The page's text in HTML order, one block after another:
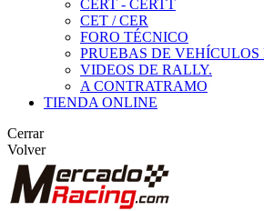
CERT - CERTT
CET / CER
FORO TÉCNICO
PRUEBAS DE
VIDEOS DE RALLY.
A CONTRATRAMO
TIENDA ONLINE
Cerrar
Volver